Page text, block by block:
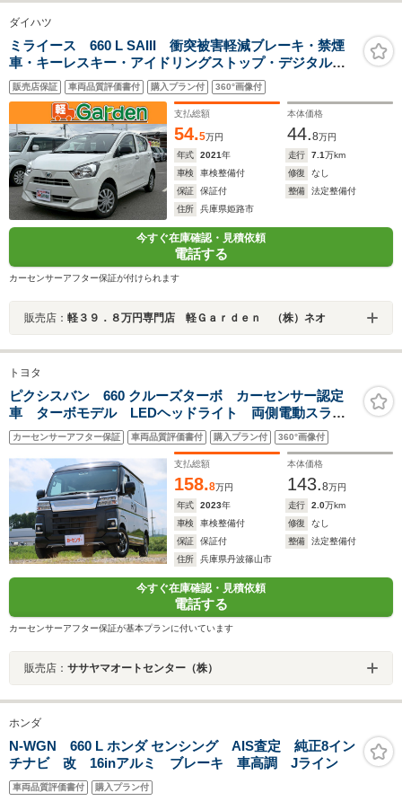
ダイハツ
ミライース 660 L SAIII 衝突被害軽減ブレーキ・禁煙
車・キーレスキー・アイドリングストップ・デジタルメ
ーター
販売店保証 車両品質評価書付 購入プラン付 360°画像付
支払総額
54.5万円
本体価格
44.8万円
年式
2021年 走行 7.1万km
車検
車検整備付 修復
なし
保証
保証付 整備
法定整備付
住所
兵庫県姫路市
今すぐ在庫確認・見積依頼
電話する
カーセンサーアフター保証が付けられます
販売店： 軽３９．８万円専門店 軽Ｇａｒｄｅｎ （株）ネオ
トヨタ
ピクシスバン 660 クルーズターボ カーセンサー認定
車 ターボモデル LEDヘッドライト 両側電動スライ
ドドア 純正ナビ Bluetooth Bカメラ ETC2.0
カーセンサーアフター保証 車両品質評価書付 購入プラン付 360°画像付
支払総額
158.8万円
本体価格
143.8万円
年式
2023年 走行 2.0万km
車検
車検整備付 修復
なし
保証
保証付 整備
法定整備付
住所
兵庫県丹波篠山市
今すぐ在庫確認・見積依頼
電話する
カーセンサーアフター保証が基本プランに付いています
販売店： ササヤマオートセンター（株）
ホンダ
N-WGN 660 L ホンダ センシング AIS査定 純正8イン
チナビ 改 16inアルミ ブレーキ 車高調 Jライン
車両品質評価書付 購入プラン付